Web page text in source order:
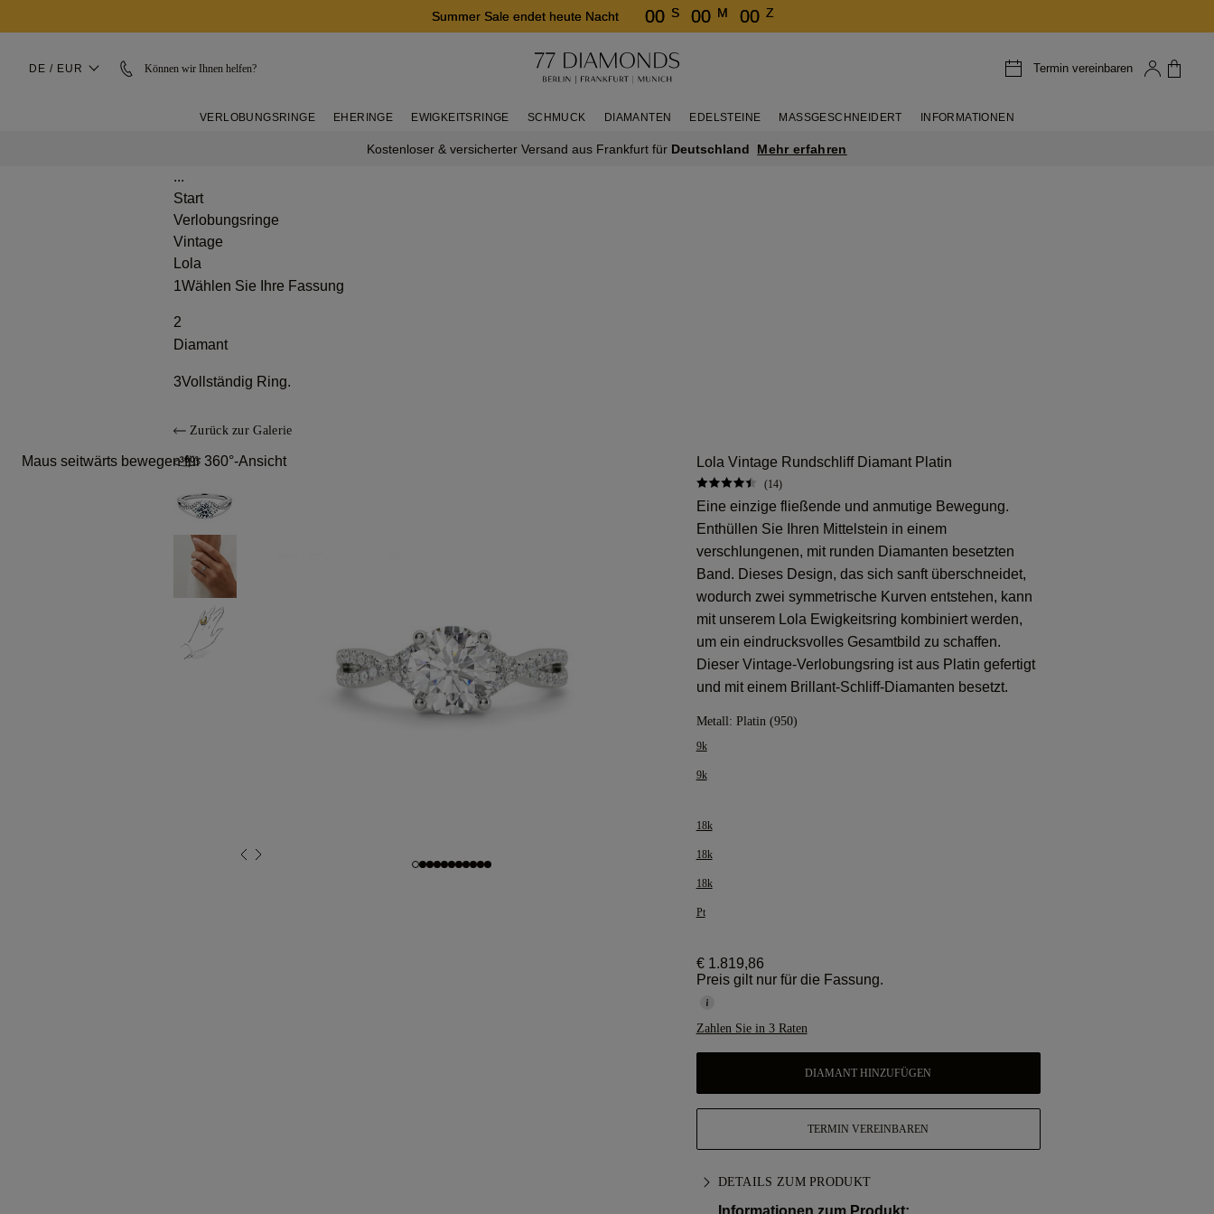
Summer Sale endet heute Nacht 00 S 00 M 00 Z
DE / EUR Können wir Ihnen helfen? Termin vereinbaren
VERLOBUNGSRINGE EHERINGE EWIGKEITSRINGE SCHMUCK DIAMANTEN EDELSTEINE MASSGESCHNEIDERT INFORMATIONEN
Kostenloser & versicherter Versand aus Frankfurt für Deutschland Mehr erfahren
...
Start
Verlobungsringe
Vintage
Lola
1Wählen Sie Ihre Fassung
2
Diamant
3Vollständig Ring.
Zurück zur Galerie
Maus seitwärts bewegen für 360°-Ansicht Lola Vintage Rundschliff Diamant Platin
(14)
Eine einzige fließende und anmutige Bewegung.
Enthüllen Sie Ihren Mittelstein in einem
verschlungenen, mit runden Diamanten besetzten
Band. Dieses Design, das sich sanft überschneidet,
wodurch zwei symmetrische Kurven entstehen, kann
mit unserem Lola Ewigkeitsring kombiniert werden,
um ein eindrucksvolles Gesamtbild zu schaffen.
Dieser Vintage-Verlobungsring ist aus Platin gefertigt
und mit einem Brillant-Schliff-Diamanten besetzt.
Metall: Platin (950)
9k
9k
18k
18k
18k
Pt
€ 1.819,86
Preis gilt nur für die Fassung.
Zahlen Sie in 3 Raten
DIAMANT HINZUFÜGEN
TERMIN VEREINBAREN
DETAILS ZUM PRODUKT
Informationen zum Produkt: